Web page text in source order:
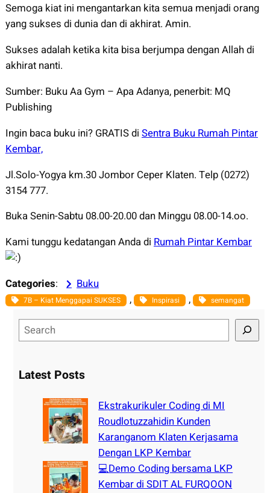
Semoga kiat ini mengantarkan kita semua menjadi orang
yang sukses di dunia dan di akhirat. Amin.
Sukses adalah ketika kita bisa berjumpa dengan Allah di
akhirat nanti.
Sumber: Buku Aa Gym – Apa Adanya, penerbit: MQ
Publishing
Ingin baca buku ini? GRATIS di Sentra Buku Rumah Pintar
Kembar,
Jl.Solo-Yogya km.30 Jombor Ceper Klaten. Telp (0272)
3154 777.
Buka Senin-Sabtu 08.00-20.00 dan Minggu 08.00-14.oo.
Kami tunggu kedatangan Anda di Rumah Pintar Kembar
Categories: Buku
7B – Kiat Menggapai SUKSES , Inspirasi , semangat
e
rLatest Posts
Ekstrakurikuler Coding di MI
Roudlotuzzahidin Kunden
Karanganom Klaten Kerjasama
Dengan LKP Kembar
💻Demo Coding bersama LKP
Kembar di SDIT AL FURQOON